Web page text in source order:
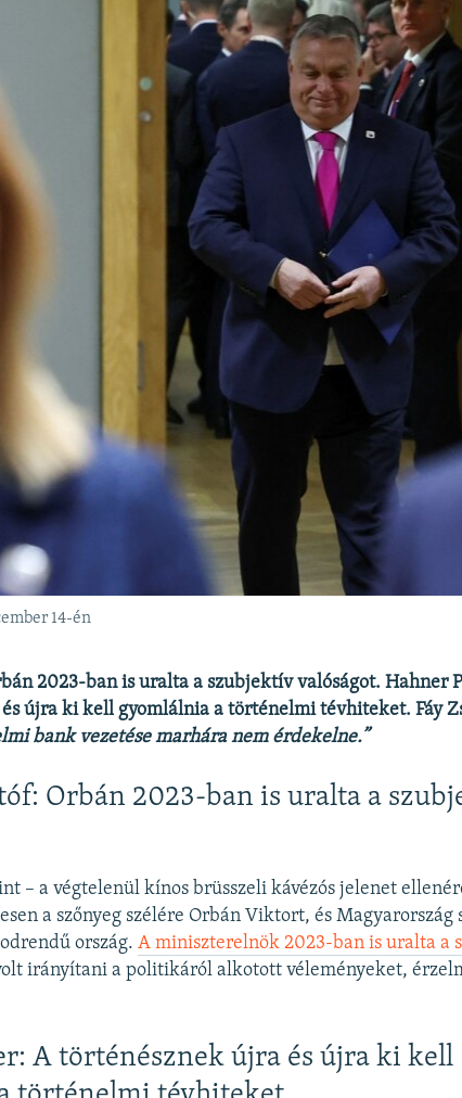
14-én
2023-ban is uralta a szubjektív valóságot. Hahner
újra ki kell gyomlálnia a történelmi tévhiteket. Fáy
bank vezetése marhára nem érdekelne.”
Orbán 2023-ban is uralta a
– a végtelenül kínos brüsszeli kávézós jelenet
a szőnyeg szélére Orbán Viktort, és Magyarország
ország.A miniszterelnök 2023-ban is uralta a
irányítani a politikáról alkotott véleményeket,
A történésznek újra és újra ki kell